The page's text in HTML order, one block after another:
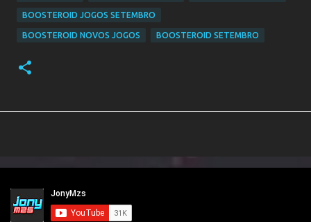
BOOSTEROID JOGOS SETEMBRO
BOOSTEROID NOVOS JOGOS BOOSTEROID SETEMBRO